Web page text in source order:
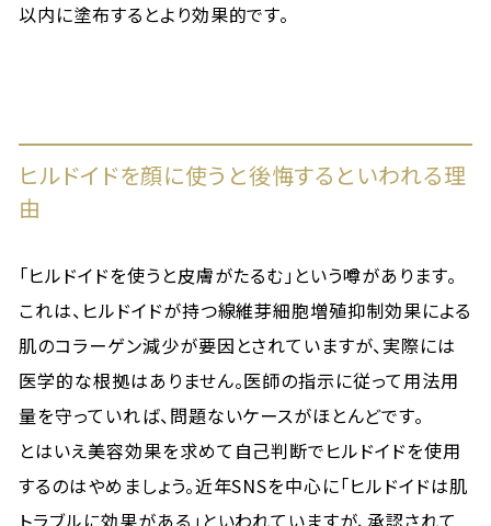
以内に塗布するとより効果的です。
ヒルドイドを顔に使うと後悔するといわれる理
由
「ヒルドイドを使うと皮膚がたるむ」という噂があります。
これは、ヒルドイドが持つ線維芽細胞増殖抑制効果による
肌のコラーゲン減少が要因とされていますが、実際には
医学的な根拠はありません。医師の指示に従って用法用
量を守っていれば、問題ないケースがほとんどです。
とはいえ美容効果を求めて自己判断でヒルドイドを使用
するのはやめましょう。近年SNSを中心に「ヒルドイドは肌
トラブルに効果がある」といわれていますが、承認されて